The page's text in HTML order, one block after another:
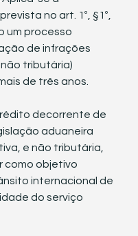
no art. 1º, §1º,
um processo
de infrações
tributária)
de três anos.
decorrente de
aduaneira
e não tributária,
como objetivo
internacional de
do serviço